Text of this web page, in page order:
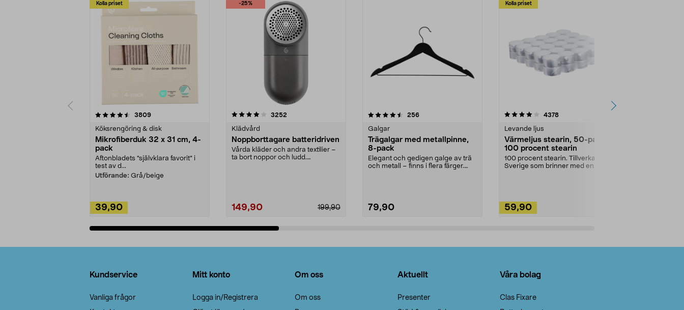
Kolla priset
3809recensioner
Köksrengöring & disk
Mikrofiberduk 32 x 31 cm, 4-
pack
Aftonbladets "självklara favorit” i
test av d...
Utförande: Grå/beige
39,90
-25%
4.0av 5 stjärnor 3252
Klädvård
Noppborttagare batteridriven
Vårda kläder och andra textilier –
ta bort noppor och ludd.
199,90
149,90
4.5av 5 stjärnor 256recensioner
Galgar
Trägalgar med metallpinne,
8-pack
Elegant och gedigen galge av trä
och metall – finns i flera färger.
79,90
Kolla priset
4.0av 5 stjärnor 4378recensioner
Levande ljus
Värmeljus stearin, 50-pack,
100 procent stearin
100 procent stearin. Tillverkade i
Sverige som brinner med en
59,90
4.5av 5 stjärnor
Kundservice
Vanliga frågor
Mitt konto
Logga in/Registrera
Om oss
Om oss
Aktuellt
Presenter
Våra bolag
Clas Fixare